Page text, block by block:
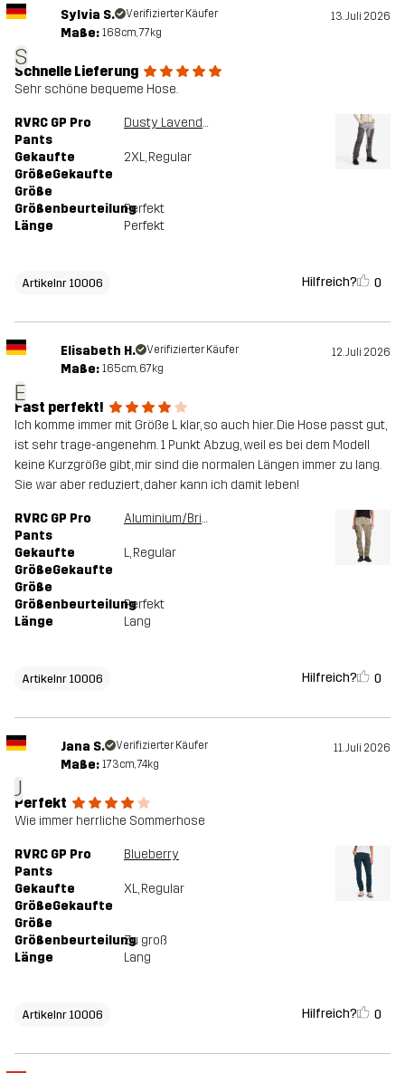
S
Sylvia S. Verifizierter Käufer 13. Juli 2026
Maße: 168cm, 77kg
Schnelle Lieferung
Sehr schöne bequeme Hose.
RVRC GP Pro
Pants
Dusty Lavender/Magnet
Gekaufte
GrößeGekaufte
Größe
2XL, Regular
GrößenbeurteilungPerfekt
Länge
Perfekt
Artikelnr 10006 Hilfreich? 0
E
Elisabeth H. Verifizierter Käufer 12. Juli 2026
Maße: 165cm, 67kg
Fast perfekt!
Ich komme immer mit Größe L klar, so auch hier. Die Hose passt gut,
ist sehr trage-angenehm. 1 Punkt Abzug, weil es bei dem Modell
keine Kurzgröße gibt, mir sind die normalen Längen immer zu lang.
Sie war aber reduziert, daher kann ich damit leben!
RVRC GP Pro
Pants
Aluminium/Brindle
Gekaufte
GrößeGekaufte
Größe
L, Regular
GrößenbeurteilungPerfekt
Länge
Lang
Artikelnr 10006 Hilfreich? 0
J
Jana S. Verifizierter Käufer 11. Juli 2026
Maße: 173cm, 74kg
Perfekt
Wie immer herrliche Sommerhose
RVRC GP Pro
Pants
Blueberry
Gekaufte
GrößeGekaufte
Größe
XL, Regular
GrößenbeurteilungZu groß
Länge
Lang
Artikelnr 10006 Hilfreich? 0